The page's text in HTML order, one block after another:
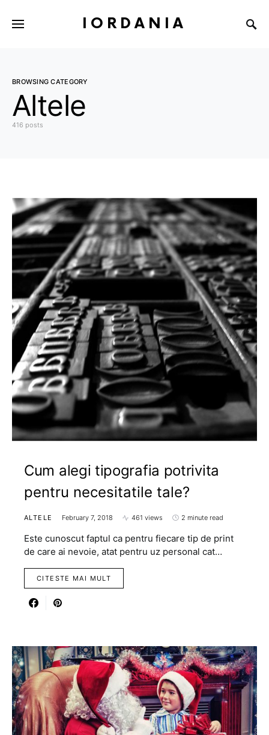
IORDANIA
BROWSING CATEGORY
Altele
416 posts
Cum alegi tipografia potrivita
pentru necesitatile tale?
ALTELE February 7, 2018 461 views 2 minute read
Este cunoscut faptul ca pentru fiecare tip de print
de care ai nevoie, atat pentru uz personal cat…
CITESTE MAI MULT